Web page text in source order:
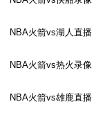
NBA火箭vs湖人直播
NBA火箭vs热火录像
NBA火箭vs雄鹿直播